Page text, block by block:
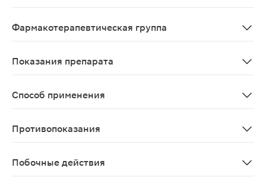
Фармакотерапевтическая группа
Показания препарата
Способ применения
Противопоказания
Побочные действия